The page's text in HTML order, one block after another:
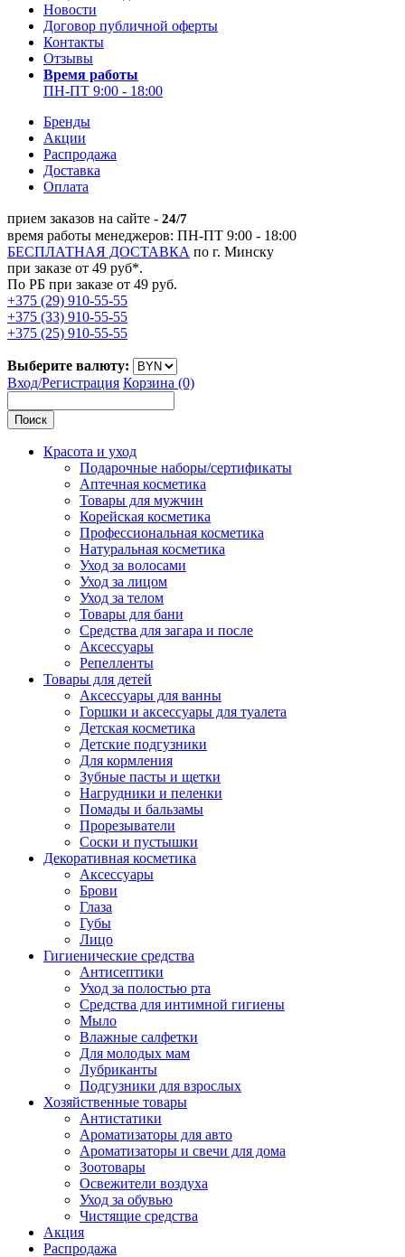
Новости
Договор публичной оферты
Контакты
Отзывы
Время работы
ПН-ПТ 9:00 - 18:00
Бренды
Акции
Распродажа
Доставка
Оплата
прием заказов на сайте - 24/7
время работы менеджеров: ПН-ПТ 9:00 - 18:00
БЕСПЛАТНАЯ ДОСТАВКА по г. Минску
при заказе от 49 руб*.
По РБ при заказе от 49 руб.
+375 (29) 910-55-55
+375 (33) 910-55-55
+375 (25) 910-55-55
Выберите валюту:
Вход/Регистрация Корзина (0)
Поиск
Красота и уход
Подарочные наборы/сертификаты
Аптечная косметика
Товары для мужчин
Корейская косметика
Профессиональная косметика
Натуральная косметика
Уход за волосами
Уход за лицом
Уход за телом
Товары для бани
Средства для загара и после
Аксессуары
Репелленты
Товары для детей
Аксессуары для ванны
Горшки и аксессуары для туалета
Детская косметика
Детские подгузники
Для кормления
Зубные пасты и щетки
Нагрудники и пеленки
Помады и бальзамы
Прорезыватели
Соски и пустышки
Декоративная косметика
Аксессуары
Брови
Глаза
Губы
Лицо
Гигиенические средства
Антисептики
Уход за полостью рта
Средства для интимной гигиены
Мыло
Влажные салфетки
Для молодых мам
Лубриканты
Подгузники для взрослых
Хозяйственные товары
Антистатики
Ароматизаторы для авто
Ароматизаторы и свечи для дома
Зоотовары
Освежители воздуха
Уход за обувью
Чистящие средства
Акция
Распродажа